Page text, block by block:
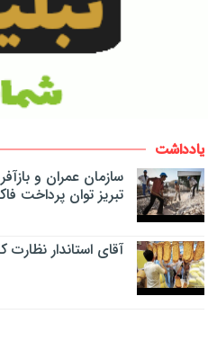
یادداشت
سازمان عمران و
تبریز توان پرداخت
آقای استاندار